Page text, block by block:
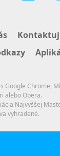
1 of 6
2026-08-
Google Chrome,
alebo Opera.
Najvyššej
vyhradené.